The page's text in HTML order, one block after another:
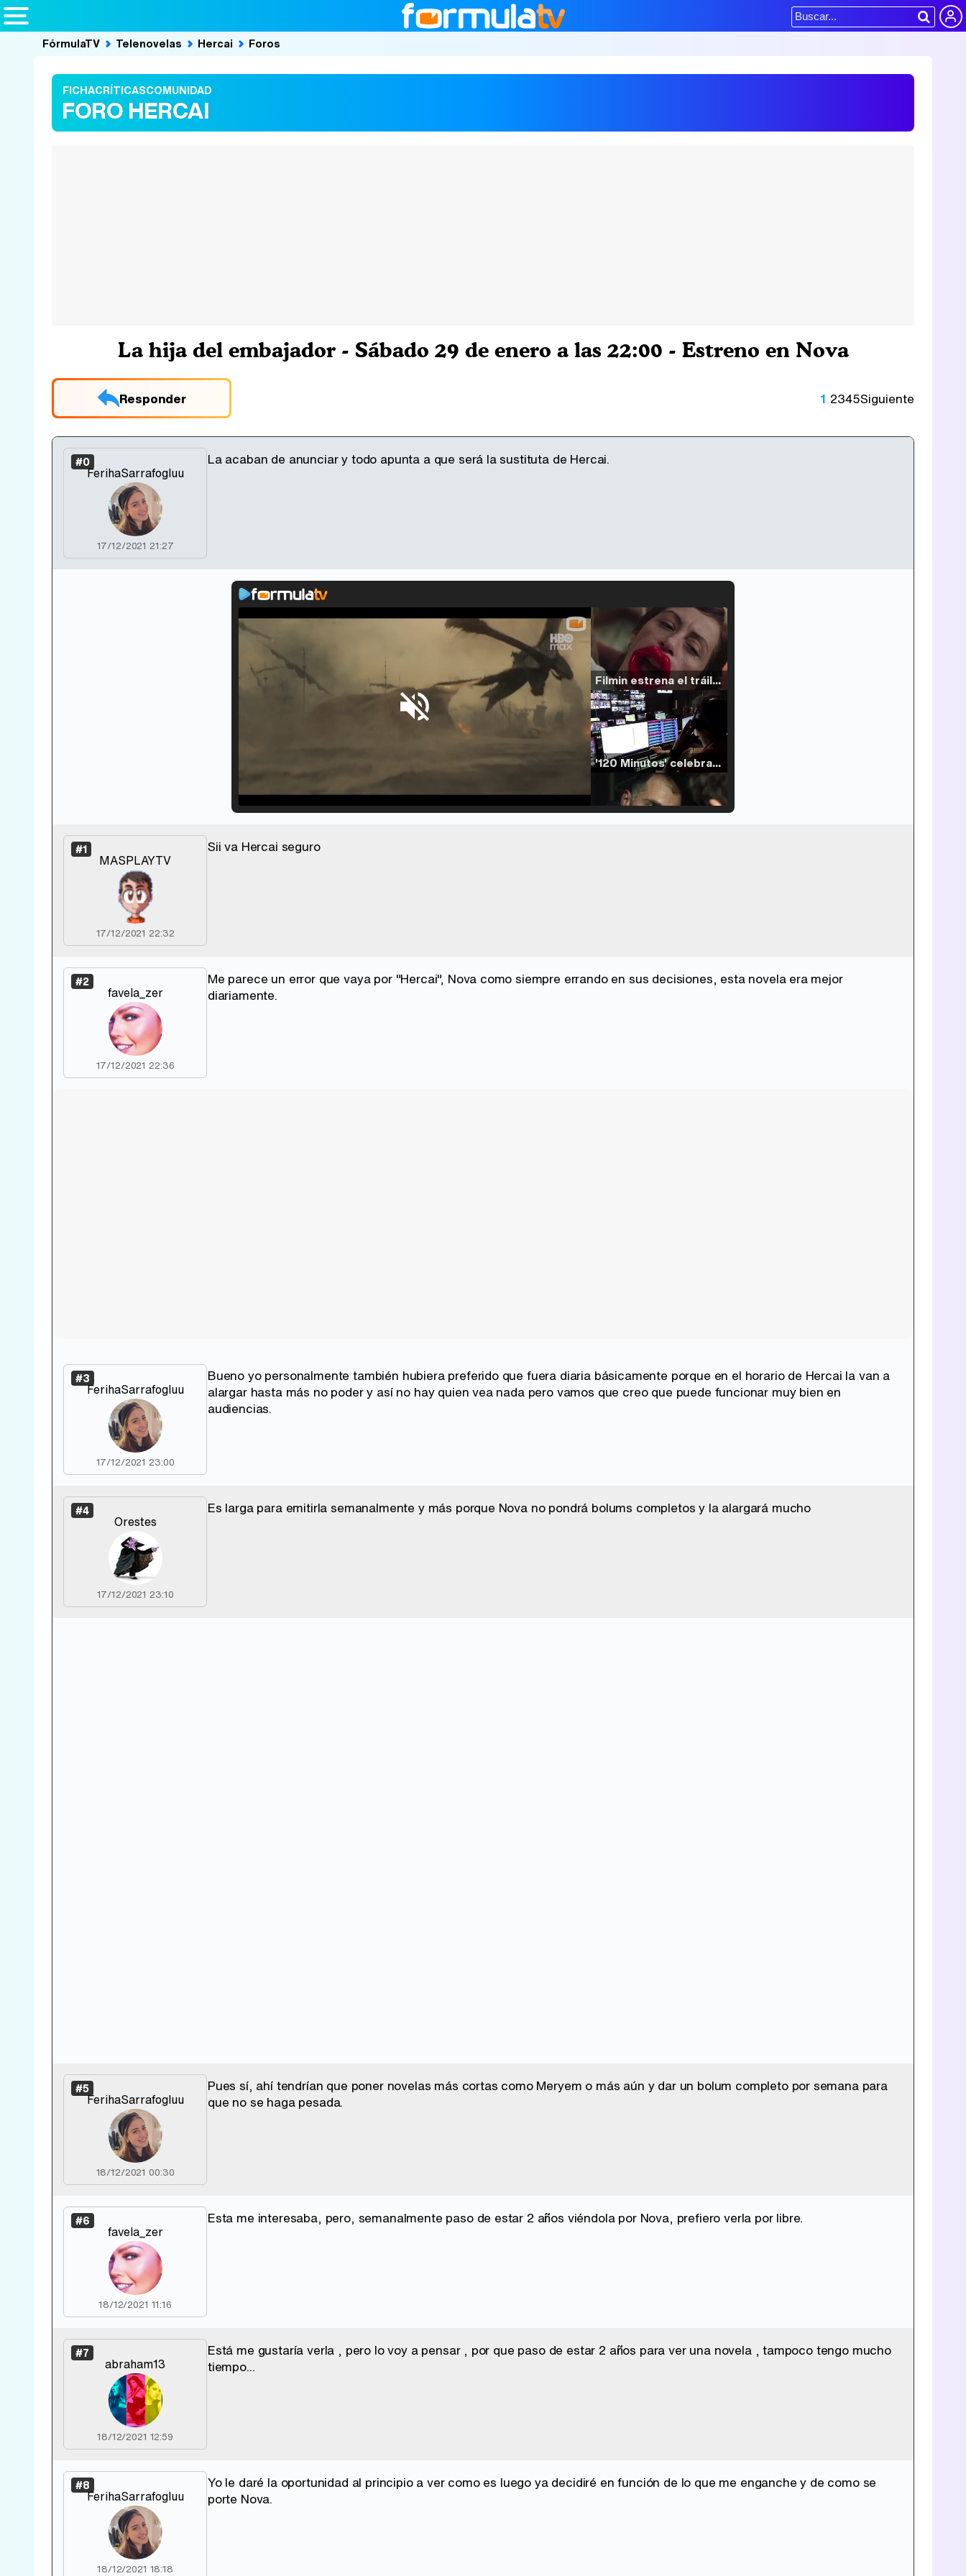
FórmulaTV Telenovelas Hercai Foros
FICHACRÍTICASCOMUNIDAD
FORO HERCAI
La hija del embajador - Sábado 29 de enero a las 22:00 - Estreno en Nova
Responder 1 2345Siguiente
#0
FerihaSarrafogluu
17/12/2021 21:27
La acaban de anunciar y todo apunta a que será la sustituta de Hercai.
Unmute /
Filmin estrena el tráiler de 'Millennial Mal', su nueva comedia universitaria de la mano de Lorena Iglesias
'120 Minutos' celebra sus 2.000 programas en Telemadrid con un vídeo del día a día en la redacción
#1
MASPLAYTV
17/12/2021 22:32
Sii va Hercai seguro
#2
favela_zer
17/12/2021 22:36
Me parece un error que vaya por "Hercai", Nova como siempre errando en sus decisiones, esta novela era mejor
diariamente.
#3
FerihaSarrafogluu
17/12/2021 23:00
Bueno yo personalmente también hubiera preferido que fuera diaria básicamente porque en el horario de Hercai la van a
alargar hasta más no poder y así no hay quien vea nada pero vamos que creo que puede funcionar muy bien en
audiencias.
#4
Orestes
17/12/2021 23:10
Es larga para emitirla semanalmente y más porque Nova no pondrá bolums completos y la alargará mucho
#5
FerihaSarrafogluu
18/12/2021 00:30
Pues sí, ahí tendrían que poner novelas más cortas como Meryem o más aún y dar un bolum completo por semana para
que no se haga pesada.
#6
favela_zer
18/12/2021 11:16
Esta me interesaba, pero, semanalmente paso de estar 2 años viéndola por Nova, prefiero verla por libre.
#7
abraham13
18/12/2021 12:59
Está me gustaría verla , pero lo voy a pensar , por que paso de estar 2 años para ver una novela , tampoco tengo mucho
tiempo...
#8
FerihaSarrafogluu
18/12/2021 18:18
Yo le daré la oportunidad al principio a ver como es luego ya decidiré en función de lo que me enganche y de como se
porte Nova.